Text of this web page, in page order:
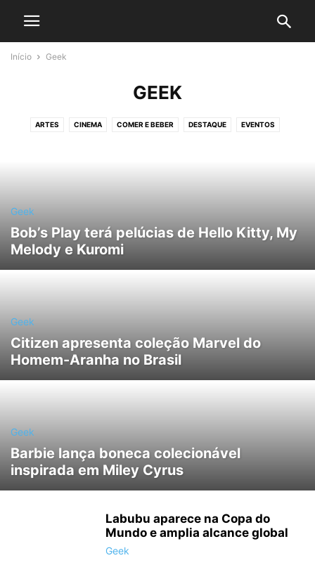
Início Geek
GEEK
ARTES CINEMA COMER E BEBER DESTAQUE EVENTOS
Geek
Bob’s Play terá pelúcias de Hello Kitty, My
Melody e Kuromi
Geek
Citizen apresenta coleção Marvel do
Homem-Aranha no Brasil
Geek
Barbie lança boneca colecionável
inspirada em Miley Cyrus
Labubu aparece na Copa do
Mundo e amplia alcance global
Geek